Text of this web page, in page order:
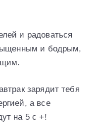
и радоваться
и бодрым,
зарядит тебя
а все
на 5 с +!